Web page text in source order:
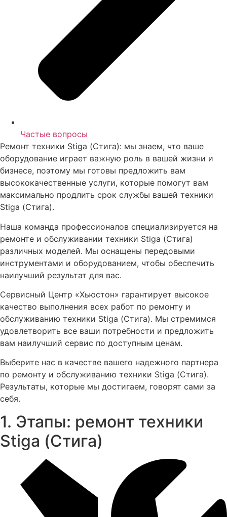
Частые вопросы
Ремонт техники Stiga (Стига): мы знаем, что ваше
оборудование играет важную роль в вашей жизни и
бизнесе, поэтому мы готовы предложить вам
высококачественные услуги, которые помогут вам
максимально продлить срок службы вашей техники
Stiga (Стига).
Наша команда профессионалов специализируется на
ремонте и обслуживании техники Stiga (Стига)
различных моделей. Мы оснащены передовыми
инструментами и оборудованием, чтобы обеспечить
наилучший результат для вас.
Сервисный Центр «Хьюстон» гарантирует высокое
качество выполнения всех работ по ремонту и
обслуживанию техники Stiga (Стига). Мы стремимся
удовлетворить все ваши потребности и предложить
вам наилучший сервис по доступным ценам.
Выберите нас в качестве вашего надежного партнера
по ремонту и обслуживанию техники Stiga (Стига).
Результаты, которые мы достигаем, говорят сами за
себя.
1. Этапы: ремонт техники
Stiga (Стига)